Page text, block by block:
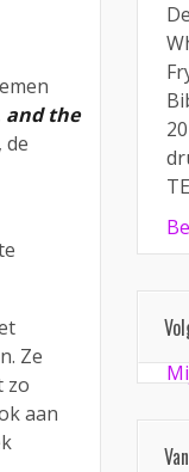
and the
de
Ze
zo
aan